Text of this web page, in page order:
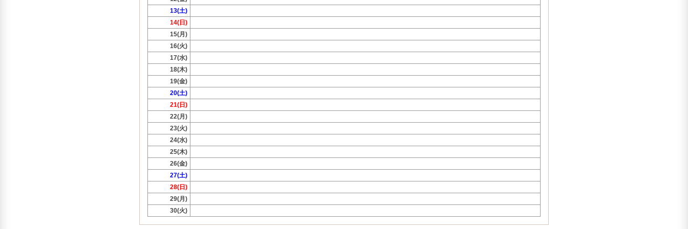
13(土)
14(日)
15(月)
16(火)
17(水)
18(木)
19(金)
20(土)
21(日)
22(月)
23(火)
24(水)
25(木)
26(金)
27(土)
28(日)
29(月)
30(火)